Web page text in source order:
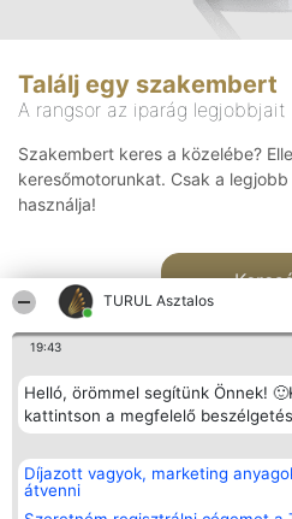
TURUL Asztalos
19:43
Helló, örömmel segítünk Önnek!
kattintson a megfelelő
Díjazott vagyok, marketing
átvenni
Találj egy szakembert
A rangsor az iparág
Szakembert keres a közelébe?
keresőmotorunkat. Csak a
használja!
Rangsorszervező
SC Beautiful Company S.R.L.
Bulevardul Aleea Timișul De
Sus Nr. 2, Bl. A30, Sc. A, Et.
Nyertesek